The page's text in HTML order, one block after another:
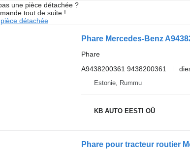
une pièce détachée ?
tout de suite !
détachée
Phare
A9438200361 9438200361
Estonie, Rummu
KB AUTO EESTI OÜ
Phare pour tracteur routier